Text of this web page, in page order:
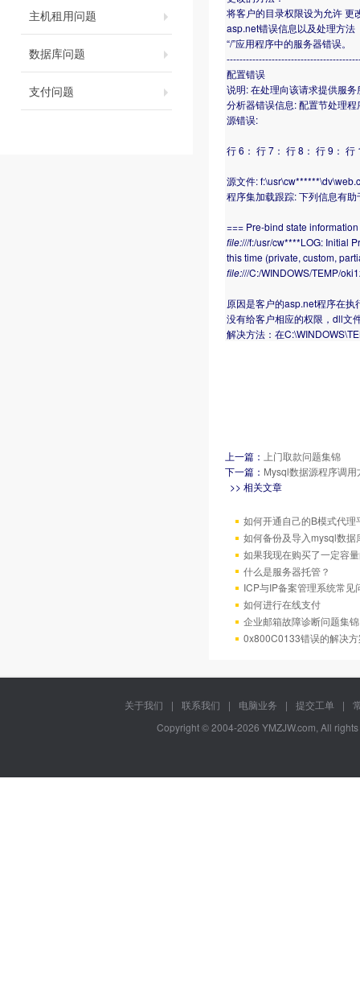
主机租用问题
数据库问题
支付问题
将客户的目录权限设为允许 更
asp.net错误信息以及处理方法
“/”应用程序中的服务器错误。
配置错误
说明: 在处理向该请求提供服
分析器错误信息: 配置节处理
源错误:
行 6： 行 7： 行 8： 行 9： 行
源文件:
程序集加载跟踪: 下列信息有
=== Pre-bind state
file:///f:/usr/cw****LOG: Initial
this time (private, custom,
file:///C:/WINDOWS/TEMP/
原因是客户的asp.net程序在执
没有给客户相应的权限，dll文
解决方法：在
上一篇： 上门取款问题集锦
下一篇： Mysql数据源程序调
>> 相关文章
如何开通自己的B模式代理
如何备份及导入mysql数据
如果我现在购买了一定容
什么是服务器托管？
ICP与IP备案管理系统常见
如何进行在线支付
企业邮箱故障诊断问题集锦
0x800C0133错误的解决
关于我们 | 联系我们 | 电脑业务 | 提交工单 |
Copyright © 2004-2026 YMZJW.com, All